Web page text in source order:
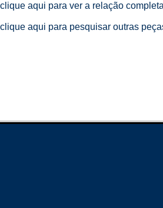
clique aqui para ver a relação
clique aqui para pesquisar outras